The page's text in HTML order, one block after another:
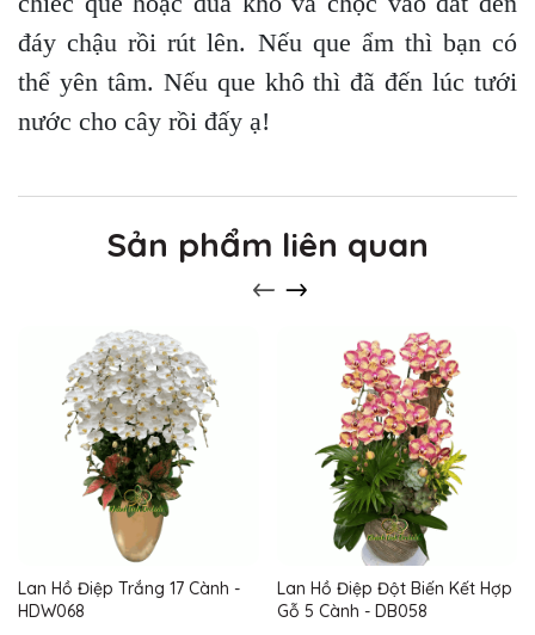
đáy chậu rồi rút lên. Nếu que ẩm thì bạn có
thể yên tâm. Nếu que khô thì đã đến lúc tưới
nước cho cây rồi đấy ạ!
Sản phẩm liên quan
Lan Hồ Điệp Trắng 17 Cành -
HDW068
Lan Hồ Điệp Đột Biến Kết Hợp
Gỗ 5 Cành - DB058